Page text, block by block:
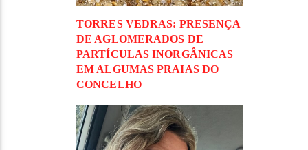
TORRES VEDRAS: PRESENÇA
DE AGLOMERADOS DE
PARTÍCULAS INORGÂNICAS
EM ALGUMAS PRAIAS DO
CONCELHO